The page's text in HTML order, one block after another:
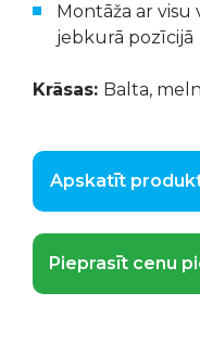
Montāža ar visu
jebkurā pozīcijā
Krāsas: Balta,
Apskatīt
Pieprasīt cenu